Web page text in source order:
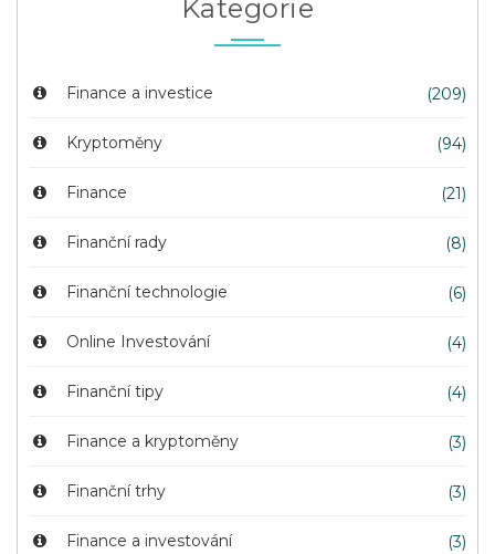
Kategorie
Finance a investice (209)
Kryptoměny (94)
Finance (21)
Finanční rady (8)
Finanční technologie (6)
Online Investování (4)
Finanční tipy (4)
Finance a kryptoměny (3)
Finanční trhy (3)
Finance a investování (3)